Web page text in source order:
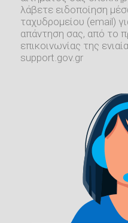
λάβετε ειδοποίηση
ταχυδρομείου (email)
απάντηση σας, από το
επικοινωνίας της
support.gov.gr